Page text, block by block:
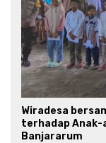
Wiradesa
terhadap Anak-
Banjararum